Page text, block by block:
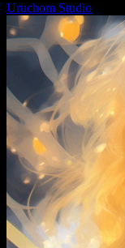
Uruchom Studio